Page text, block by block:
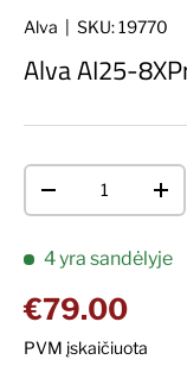
Alva SKU:19770
Alva AI25-
Decrease quantity
4 yra sandėlyje
Įprasta kaina
€79.00
PVM įskaičiuota